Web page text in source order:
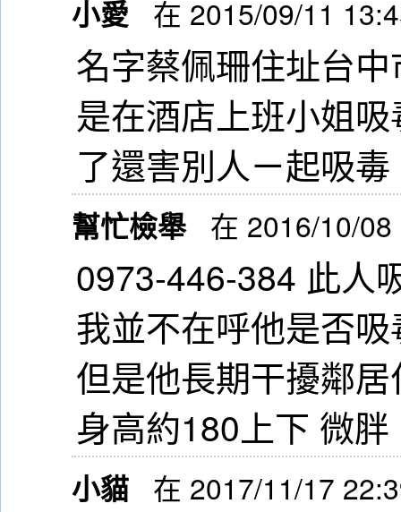
小愛 在 2015/09/11
名字蔡佩珊住址台
是在酒店上班小姐
了還害別人ㄧ起吸毒
幫忙檢舉 在 2016/10/
0973-446-384 此人
我並不在呼他是否吸
但是他長期干擾鄰
身高約180上下 微胖
小貓 在 2017/11/17